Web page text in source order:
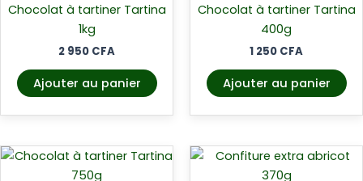
Chocolat à tartiner Tartina
1kg
2 950 CFA
Ajouter au panier
Chocolat à tartiner Tartina
400g
1 250 CFA
Ajouter au panier